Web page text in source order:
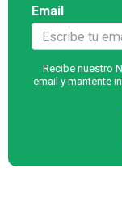
Email
Recibe nuestro
email y mantente